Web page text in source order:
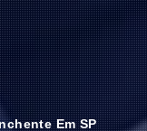
Em SP